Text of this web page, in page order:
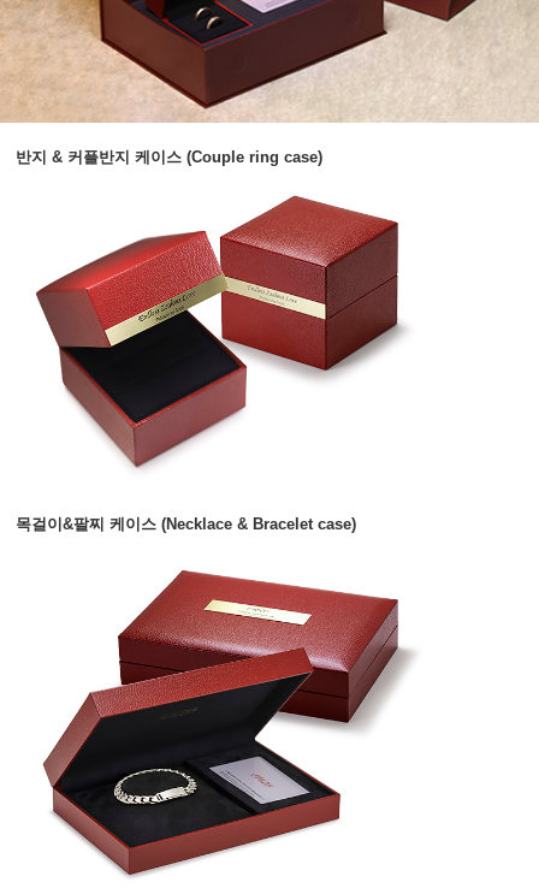
반지 & 커플반지 케이스 (Couple ring case)
목걸이&팔찌 케이스 (Necklace & Bracelet case)